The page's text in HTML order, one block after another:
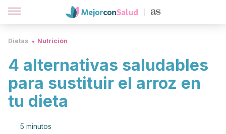
Dietas Nutrición
4 alternativas saludables
para sustituir el arroz en
tu dieta
5 minutos